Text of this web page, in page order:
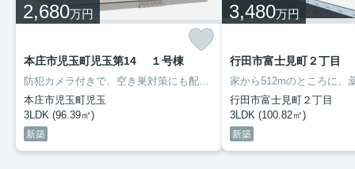
2,680万円
本庄市児玉町児玉第14 １号棟
防犯カメラ付きで、空き巣対策にも配慮されています。新生活をはじめる方にお勧めな3LDKの物件があります。南向きの物件のご紹介です。TVインターホン付きなので、女性の方も安心です。当社スタッフが住まい探しをサポート致しますので、八高線児玉駅周辺へお引っ越しをするなら、ぜひお問い合わせください。
本庄市児玉町児玉
3LDK (96.39㎡)
新築
3,480万円
行田市富士見町２丁目
行田市富士見町２丁目
3LDK (100.82㎡)
新築